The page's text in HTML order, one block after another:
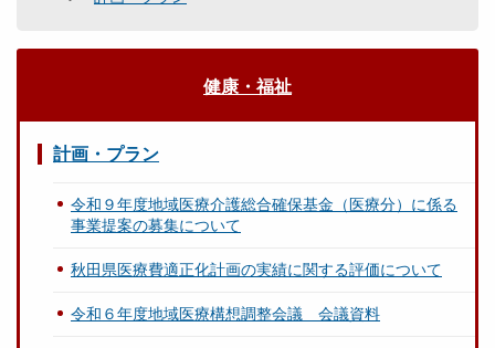
健康・福祉
計画・プラン
令和９年度地域医療介護総合確保基金（医療分）に係る
事業提案の募集について
秋田県医療費適正化計画の実績に関する評価について
令和６年度地域医療構想調整会議 会議資料